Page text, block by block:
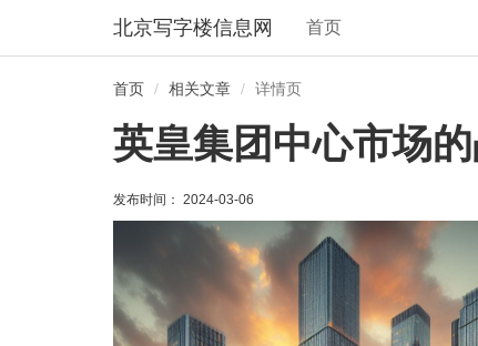
北京写字楼信息网 首页
首页 相关文章 详情页
英皇集团中心市场
发布时间： 2024-03-06